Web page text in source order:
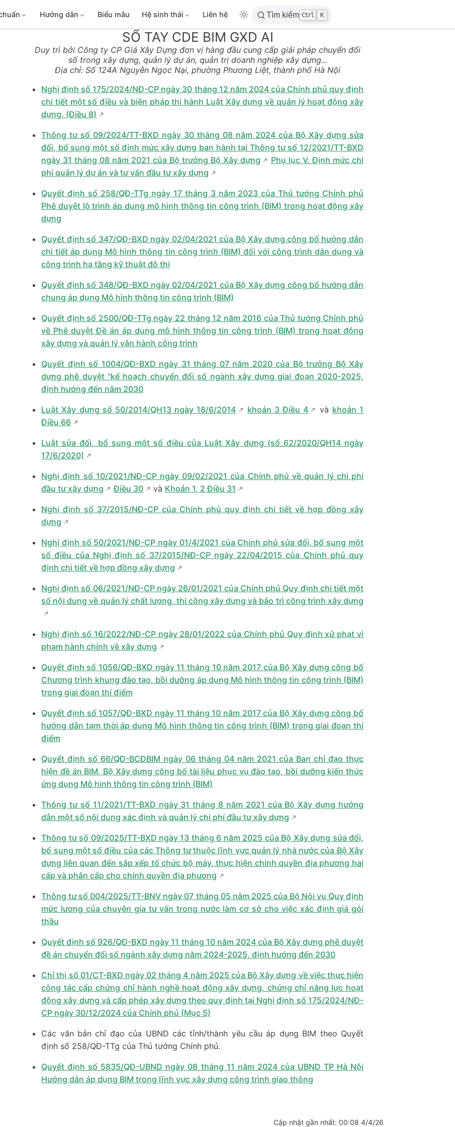
Hướng dẫn Biểu mẫu Hệ sinh thái Liên hệ Tìm kiếm Ctrl K
SỔ TAY CDE BIM GXD AI
Duy trì bởi Công ty CP Giá Xây Dựng đơn vị hàng đầu cung cấp giải pháp chuyển đổi
số trong xây dựng, quản lý dự án, quản trị doanh nghiệp xây dựng...
Địa chỉ: Số 124A Nguyễn Ngọc Nại, phường Phương Liệt, thành phố Hà Nội
Nghị định số 175/2024/NĐ-CP ngày 30 tháng 12 năm 2024 của Chính phủ quy định
chi tiết một số điều và biện pháp thi hành Luật Xây dựng về quản lý hoạt động xây
dựng. (Điều 8)
Thông tư số 09/2024/TT-BXD ngày 30 tháng 08 năm 2024 của Bộ Xây dựng sửa
đổi, bổ sung một số định mức xây dựng ban hành tại Thông tư số 12/2021/TT-BXD
ngày 31 tháng 08 năm 2021 của Bộ trưởng Bộ Xây dựng
Phụ lục V. Định mức chi
phí quản lý dự án và tư vấn đầu tư xây dựng
Quyết định số 258/QĐ-TTg ngày 17 tháng 3 năm 2023 của Thủ tướng Chính phủ
Phê duyệt lộ trình áp dụng mô hình thông tin công trình (BIM) trong hoạt động xây
dựng
Quyết định số 347/QĐ-BXD ngày 02/04/2021 của Bộ Xây dựng công bố hướng dẫn
chi tiết áp dụng Mô hình thông tin công trình (BIM) đối với công trình dân dụng và
công trình hạ tầng kỹ thuật đô thị
Quyết định số 348/QĐ-BXD ngày 02/04/2021 của Bộ Xây dựng công bố hướng dẫn
chung áp dụng Mô hình thông tin công trình (BIM)
Quyết định số 2500/QĐ-TTg ngày 22 tháng 12 năm 2016 của Thủ tướng Chính phủ
về Phê duyệt Đề án áp dụng mô hình thông tin công trình (BIM) trong hoạt động
xây dựng và quản lý vận hành công trình
Quyết định số 1004/QĐ-BXD ngày 31 tháng 07 năm 2020 của Bộ trưởng Bộ Xây
dựng phê duyệt "kế hoạch chuyển đổi số ngành xây dựng giai đoạn 2020-2025,
định hướng đến năm 2030
Luật Xây dựng số 50/2014/QH13 ngày 18/6/2014 khoản 3 Điều 4 và khoản 1
Điều 66
Luật sửa đổi, bổ sung một số điều của Luật Xây dựng (số 62/2020/QH14 ngày
17/6/2020)
Nghị định số 10/2021/NĐ-CP ngày 09/02/2021 của Chính phủ về quản lý chi phí
đầu tư xây dựng
Điều 30 và Khoản 1, 2 Điều 31
Nghị định số 37/2015/NĐ-CP của Chính phủ quy định chi tiết về hợp đồng xây
dựng
Nghị định số 50/2021/NĐ-CP ngày 01/4/2021 của Chính phủ sửa đổi, bổ sung một
số điều của Nghị định số 37/2015/NĐ-CP ngày 22/04/2015 của Chính phủ quy
định chi tiết về hợp đồng xây dựng
Nghị định số 06/2021/NĐ-CP ngày 26/01/2021 của Chính phủ Quy định chi tiết một
số nội dung về quản lý chất lượng, thi công xây dựng và bảo trì công trình xây dựng
Nghị định số 16/2022/NĐ-CP ngày 28/01/2022 của Chính phủ Quy định xử phạt vi
phạm hành chính về xây dựng
Quyết định số 1056/QĐ-BXD ngày 11 tháng 10 năm 2017 của Bộ Xây dựng công bố
Chương trình khung đào tạo, bồi dưỡng áp dụng Mô hình thông tin công trình (BIM)
trong giai đoạn thí điểm
Quyết định số 1057/QĐ-BXD ngày 11 tháng 10 năm 2017 của Bộ Xây dựng công bố
hướng dẫn tạm thời áp dụng Mô hình thông tin công trình (BIM) trong giai đoạn thí
điểm
Quyết định số 66/QĐ-BCĐBIM ngày 06 tháng 04 năm 2021 của Ban chỉ đạo thực
hiện đề án BIM, Bộ Xây dựng công bố tài liệu phục vụ đào tạo, bồi dưỡng kiến thức
ứng dụng Mô hình thông tin công trình (BIM)
Thông tư số 11/2021/TT-BXD ngày 31 tháng 8 năm 2021 của Bộ Xây dựng hướng
dẫn một số nội dung xác định và quản lý chi phí đầu tư xây dựng
Thông tư số 09/2025/TT-BXD ngày 13 tháng 6 năm 2025 của Bộ Xây dựng sửa đổi,
bổ sung một số điều của các Thông tư thuộc lĩnh vực quản lý nhà nước của Bộ Xây
dựng liên quan đến sắp xếp tổ chức bộ máy, thực hiện chính quyền địa phương hai
cấp và phân cấp cho chính quyền địa phương
Thông tư số 004/2025/TT-BNV ngày 07 tháng 05 năm 2025 của Bộ Nội vụ Quy định
mức lương của chuyên gia tư vấn trong nước làm cơ sở cho việc xác định giá gói
thầu
Quyết định số 926/QĐ-BXD ngày 11 tháng 10 năm 2024 của Bộ Xây dựng phê duyệt
đề án chuyển đổi số ngành xây dựng năm 2024-2025, định hướng đến 2030
Chỉ thị số 01/CT-BXD ngày 02 tháng 4 năm 2025 của Bộ Xây dựng về việc thực hiện
công tác cấp chứng chỉ hành nghề hoạt động xây dựng, chứng chỉ năng lực hoạt
động xây dựng và cấp phép xây dựng theo quy định tại Nghị định số 175/2024/NĐ-
CP ngày 30/12/2024 của Chính phủ (Mục 5)
Các văn bản chỉ đạo của UBND các tỉnh/thành yêu cầu áp dụng BIM theo Quyết
định số 258/QĐ-TTg của Thủ tướng Chính phủ.
Quyết định số 5835/QĐ-UBND ngày 08 tháng 11 năm 2024 của UBND TP Hà Nội
Hướng dẫn áp dụng BIM trong lĩnh vực xây dựng công trình giao thông
Cập nhật gần nhất: 00:08 4/4/26